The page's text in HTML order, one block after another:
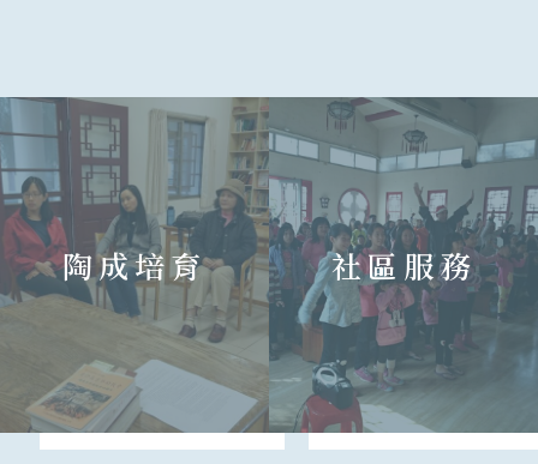
陶成培育 社區服務